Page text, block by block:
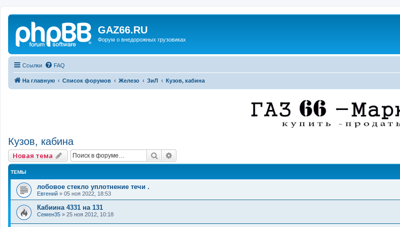
GAZ66.RU
Форум о внедорожных грузовиках
Ссылки FAQ
На главную Список форумов Железо ЗиЛ Кузов, кабина
Кузов, кабина
Новая тема Поиск
ТЕМЫ
лобовое стекло уплотнение течи .
Евгений » 05 ноя 2022, 18:53
Кабиина 4331 на 131
Семен35 » 25 ноя 2012, 10:18